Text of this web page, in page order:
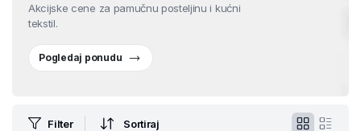
Akcijske cene za pamučnu posteljinu i kućni
tekstil.
Pogledaj ponudu
Filter Sortiraj